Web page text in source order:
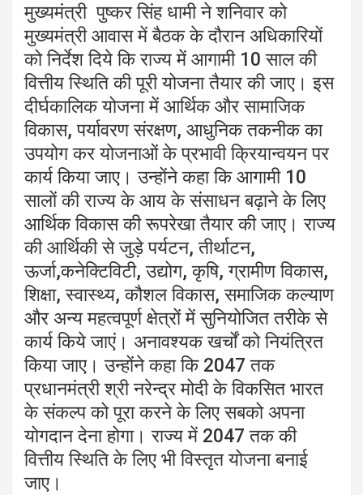
मुख्यमंत्री पुष्कर सिंह धामी ने शनिवार को
मुख्यमंत्री आवास में बैठक के दौरान अधिकारियों
को निर्देश दिये कि राज्य में आगामी 10 साल की
वित्तीय स्थिति की पूरी योजना तैयार की जाए। इस
दीर्घकालिक योजना में आर्थिक और सामाजिक
विकास, पर्यावरण संरक्षण, आधुनिक तकनीक का
उपयोग कर योजनाओं के प्रभावी क्रियान्वयन पर
कार्य किया जाए। उन्होंने कहा कि आगामी 10
सालों की राज्य के आय के संसाधन बढ़ाने के लिए
आर्थिक विकास की रूपरेखा तैयार की जाए। राज्य
की आर्थिकी से जुड़े पर्यटन, तीर्थाटन,
ऊर्जा,कनेक्टिविटी, उद्योग, कृषि, ग्रामीण विकास,
शिक्षा, स्वास्थ्य, कौशल विकास, समाजिक कल्याण
और अन्य महत्वपूर्ण क्षेत्रों में सुनियोजित तरीके से
कार्य किये जाएं। अनावश्यक खर्चों को नियंत्रित
किया जाए। उन्होंने कहा कि 2047 तक
प्रधानमंत्री श्री नरेन्द्र मोदी के विकसित भारत
के संकल्प को पूरा करने के लिए सबको अपना
योगदान देना होगा। राज्य में 2047 तक की
वित्तीय स्थिति के लिए भी विस्तृत योजना बनाई
जाए।